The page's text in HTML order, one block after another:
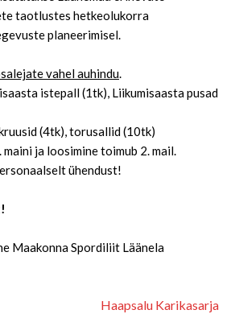
taotlustes hetkeolukorra
planeerimisel.
vahel auhindu.
istepall (1tk), Liikumisaasta pusad
(4tk), torusallid (10tk)
ja loosimine toimub 2. mail.
ühendust!
Maakonna Spordiliit Läänela
Haapsalu Karikasarja